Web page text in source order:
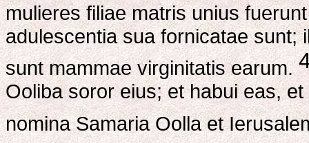
mulieres filiae matris unius
adulescentia sua fornicatae sunt;
sunt mammae virginitatis earum.
Ooliba soror eius; et habui eas,
nomina Samaria Oolla et